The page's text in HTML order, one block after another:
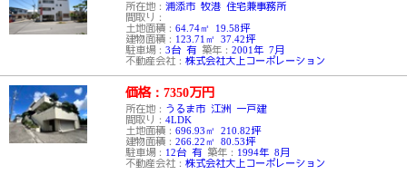
所在地：浦添市 牧港 住宅兼事務所
間取り：
土地面積：64.74㎡ 19.58坪
建物面積： 123.71㎡ 37.42坪
駐車場：3台 有 築年：2001年 7月
不動産会社：株式会社大上コーポレーション
価格：7350万円
所在地： うるま市 江洲 一戸建
間取り：4LDK
土地面積：696.93㎡ 210.82坪
建物面積：266.22㎡ 80.53坪
駐車場： 12台 有 築年： 1994年 8月
不動産会社：株式会社大上コーポレーション